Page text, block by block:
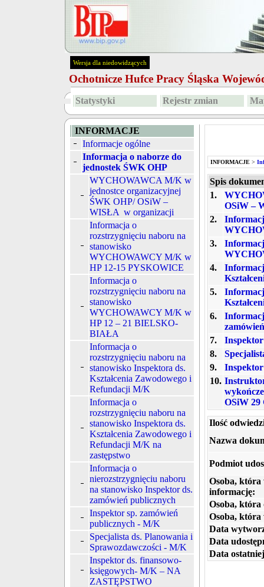
Wersja dla niedowidzących
Ochotnicze Hufce Pracy Śląska
Statystyki Rejestr zmian
INFORMACJE
Informacje ogólne
Informacja o naborze do
jednostek ŚWK OHP
WYCHOWAWCA M/K w
jednostce organizacyjnej
ŚWK OHP/ OSiW –
WISŁA w organizacji
Informacja o
rozstrzygnięciu naboru na
stanowisko
WYCHOWAWCY M/K w
HP 12-15 PYSKOWICE
Informacja o
rozstrzygnięciu naboru na
stanowisko
WYCHOWAWCY M/K w
HP 12 – 21 BIELSKO-
BIAŁA
Informacja o
rozstrzygnięciu naboru na
stanowisko Inspektora ds.
Kształcenia Zawodowego i
Refundacji M/K
Informacja o
rozstrzygnięciu naboru na
stanowisko Inspektora ds.
Kształcenia Zawodowego i
Refundacji M/K na
zastępstwo
Informacja o
nierozstrzygnięciu naboru
na stanowisko Inspektor ds.
zamówień publicznych
Inspektor sp. zamówień
publicznych - M/K
Specjalista ds. Planowania i
Sprawozdawczości - M/K
Inspektor ds. finansowo-
księgowych- M/K – NA
ZASTĘPSTWO
INFORMACJE >
Spis
1.
OSiW –
2.
3.
4.
5.
6.
7.
8.
9.
10.
OSiW 29
Ilość
Nazwa
Podmiot
Osoba, która
informację:
Osoba, która
Osoba, która
Data
Data
Data